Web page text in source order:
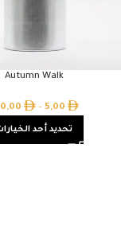
Autumn Walk
5,00
–
تحديد أحد